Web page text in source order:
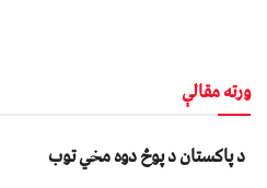
ورته مقالې
د پاکستان د پوځ دوه مخي توب